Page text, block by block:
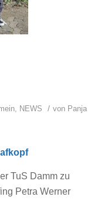
, NEWS / von Panja
TuS Damm zu
Petra Werner